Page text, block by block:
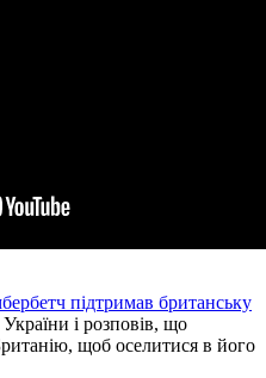
підтримав британську
і розповів, що
щоб оселитися в його